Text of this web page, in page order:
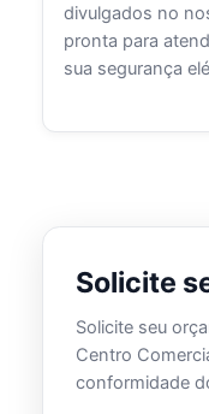
divulgados no
pronta para
sua segurança
Solicite
Solicite seu
Centro
conformidade